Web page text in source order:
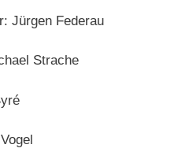
Jürgen Federau
Strache